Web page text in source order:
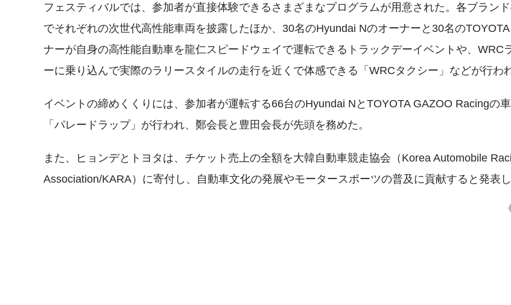
フェスティバルでは、参加者が直接体験できるさまざまなプログラムが用意された。各ブラン
でそれぞれの次世代高性能車両を披露したほか、30名のHyundai Nのオーナーと30名の
ナーが自身の高性能自動車を龍仁スピードウェイで運転できるトラックデーイベントや、WRC
ーに乗り込んで実際のラリースタイルの走行を近くで体感できる「WRCタクシー」などが行わ
イベントの締めくくりには、参加者が運転する66台のHyundai NとTOYOTA GAZOO Racingの
「パレードラップ」が行われ、鄭会長と豊田会長が先頭を務めた。
また、ヒョンデとトヨタは、チケット売上の全額を大韓自動車競走協会（Korea Automobile
Association/KARA）に寄付し、自動車文化の発展やモータースポーツの普及に貢献すると発表し